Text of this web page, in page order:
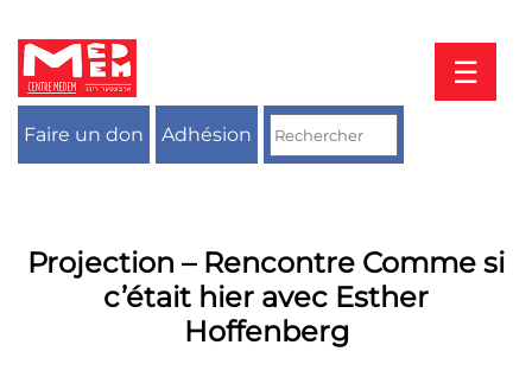
contenu
☰
Faire un don Adhésion
Projection – Rencontre Comme si
c’était hier avec Esther
Hoffenberg